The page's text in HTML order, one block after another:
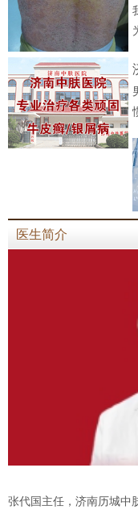
医生简介
张代国主任，济南历城中